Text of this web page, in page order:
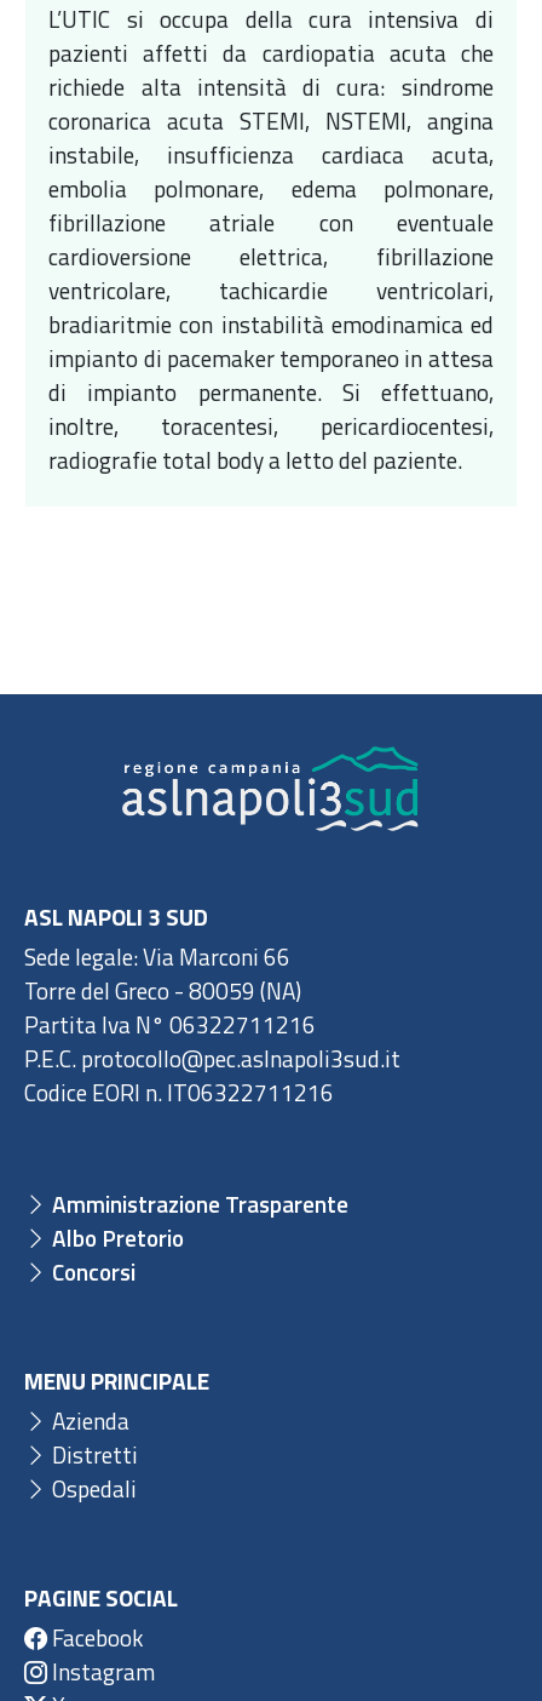
L’UTIC si occupa della cura intensiva di
pazienti affetti da cardiopatia acuta che
richiede alta intensità di cura: sindrome
coronarica acuta STEMI, NSTEMI, angina
instabile, insufficienza cardiaca acuta,
embolia polmonare, edema polmonare,
fibrillazione atriale con eventuale
cardioversione elettrica, fibrillazione
ventricolare, tachicardie ventricolari,
bradiaritmie con instabilità emodinamica ed
impianto di pacemaker temporaneo in attesa
di impianto permanente. Si effettuano,
inoltre, toracentesi, pericardiocentesi,
radiografie total body a letto del paziente.
ASL NAPOLI 3 SUD
Sede legale: Via Marconi 66
Torre del Greco - 80059 (NA)
Partita Iva N° 06322711216
P.E.C. protocollo@pec.aslnapoli3sud.it
Codice EORI n. IT06322711216
Amministrazione Trasparente
Albo Pretorio
Concorsi
MENU PRINCIPALE
Azienda
Distretti
Ospedali
PAGINE SOCIAL
Facebook
Instagram